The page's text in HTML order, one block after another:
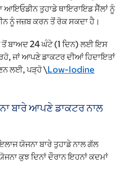
ਆਇਓਡੀਨ ਤੁਹਾਡੇ ਥਾਇਰਾਇਡ ਸੈੱਲਾਂ ਨੂੰ
ਨੂੰ ਜਜ਼ਬ ਕਰਨ ਤੋਂ ਰੋਕ ਸਕਦਾ ਹੈ।
ਤੋਂ ਬਾਅਦ 24 ਘੰਟੇ (1 ਦਿਨ) ਲਈ ਇਸ
ਜਾਂ ਆਪਣੇ ਡਾਕਟਰ ਦੀਆਂ ਹਿਦਾਇਤਾਂ
ਲਈ, ਪੜ੍ਹੋ \Low-Iodine
ਬਾਰੇ ਆਪਣੇ ਡਾਕਟਰ ਨਾਲ
ਯੋਜਨਾ ਬਾਰੇ ਤੁਹਾਡੇ ਨਾਲ ਗੱਲ
ਕੁਝ ਦਿਨਾਂ ਦੌਰਾਨ ਇਹਨਾਂ ਕਦਮਾਂ